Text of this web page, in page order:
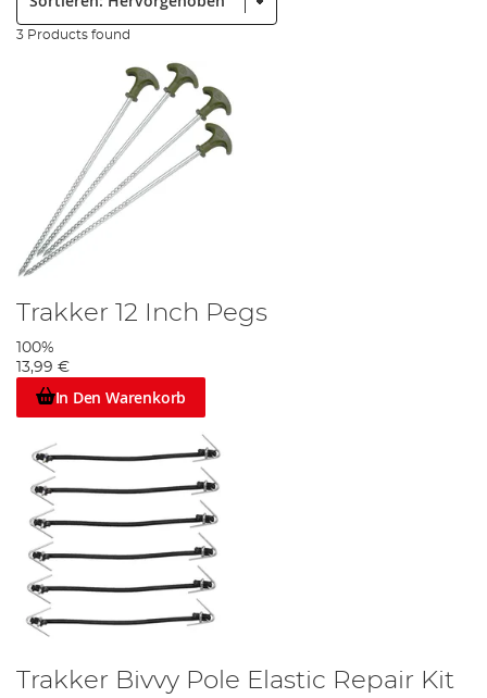
3 Products found
Trakker 12 Inch Pegs
100%
13,99 €
In Den Warenkorb
Trakker Bivvy Pole Elastic Repair Kit